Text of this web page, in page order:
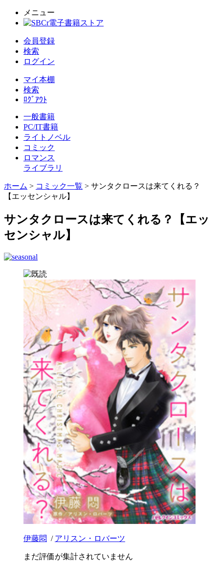
メニュー
会員登録
検索
ログイン
マイ本棚
検索
ﾛｸﾞｱｳﾄ
一般書籍
PC/IT書籍
ライトノベル
コミック
ロマンス
ライブラリ
ホーム > コミック一覧 > サンタクロースは来てくれる？
【エッセンシャル】
サンタクロースは来てくれる？【エッ
センシャル】
伊藤悶 / アリスン・ロバーツ
まだ評価が集計されていません